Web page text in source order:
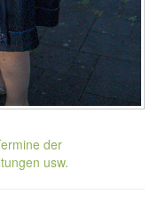
der
usw.